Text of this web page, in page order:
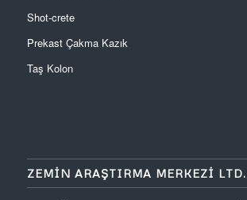
Shot-crete
Prekast Çakma Kazık
Taş Kolon
ZEMIN ARAŞTIRMA MERKEZI LTD.